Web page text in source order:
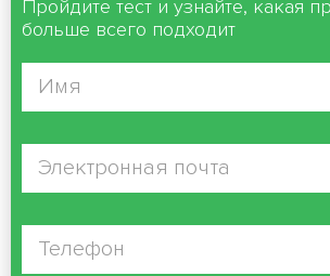
Пройдите тест и узнайте, какая
больше всего подходит